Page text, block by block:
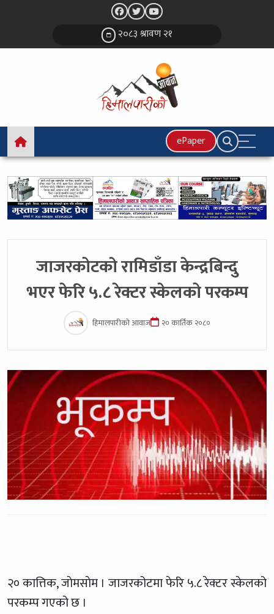
२०८३ श्रावण २१
ePaper
जाजरकोटकाे रामिडाँडा केन्द्रबिन्दु
भएर फेरि ५.८ रेक्टर स्केलको परकम्प
हिमालपारीको आवाज २० कार्तिक २०८०
२० कात्तिक, जाेमसाेम । जाजरकोटमा फेरि ५.८ रेक्टर स्केलको
परकम्प गएको छ ।